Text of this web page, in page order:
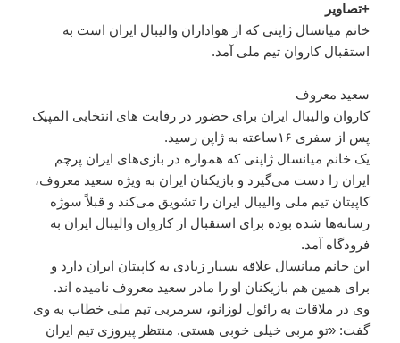
+تصاویر
خانم میانسال ژاپنی که از هواداران والیبال ایران است به
استقبال کاروان تیم ملی آمد.
سعید معروف
کاروان والیبال ایران برای حضور در رقابت های انتخابی المپیک
پس از سفری ۱۶ساعته به ژاپن رسید.
یک خانم میانسال ژاپنی که همواره در بازی‌های ایران پرچم
ایران را دست می‌گیرد و بازیکنان ایران به ویژه سعید معروف،
کاپیتان تیم ملی والیبال ایران را تشویق می‌کند و قبلاً سوژه
رسانه‌ها شده بوده برای استقبال از کاروان والیبال ایران به
فرودگاه آمد.
این خانم میانسال علاقه بسیار زیادی به کاپیتان ایران دارد و
برای همین هم بازیکنان او را مادر سعید معروف نامیده اند.
وی در ملاقات به رائول لوزانو، سرمربی تیم ملی خطاب به وی
گفت: «تو مربی خیلی خوبی هستی. منتظر پیروزی تیم ایران